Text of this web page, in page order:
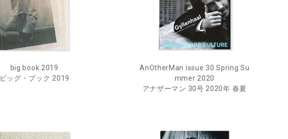
big book 2019
ビッグ・ブック 2019
AnOtherMan issue 30 Spring Su
mmer 2020
アナザーマン 30号 2020年 春夏